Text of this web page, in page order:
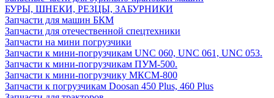
БУРЫ, ШНЕКИ, РЕЗЦЫ, ЗАБУРНИКИ
Запчасти для машин БКМ
Запчасти для отечественной спецтехники
Запчасти на мини погрузчики
Запчасти к мини-погрузчикам UNC 060, UNC 061, UNC 053.
Запчасти к мини-погрузчикам ПУМ-500.
Запчасти к мини-погрузчику МКСМ-800
Запчасти к погрузчикам Doosan 450 Plus, 460 Plus